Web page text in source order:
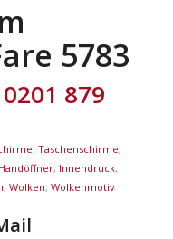
5783
879
, Taschenschirme,
Handöffner, Innendruck,
, Wolken, Wolkenmotiv